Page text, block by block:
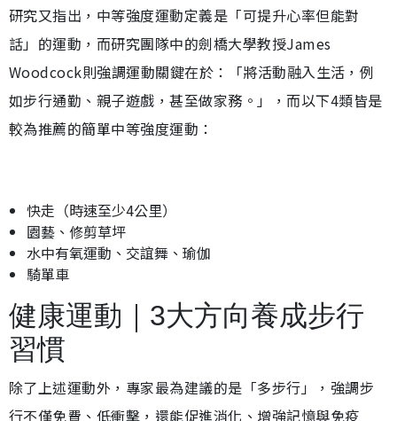
研究又指出，中等強度運動定義是「可提升心率但能對
話」的運動，而研究團隊中的劍橋大學教授James
Woodcock則強調運動關鍵在於：「將活動融入生活，例
如步行通勤、親子遊戲，甚至做家務。」，而以下4類皆是
較為推薦的簡單中等強度運動：
快走（時速至少4公里）
園藝、修剪草坪
水中有氧運動、交誼舞、瑜伽
騎單車
健康運動｜3大方向養成步行
習慣
除了上述運動外，專家最為建議的是「多步行」，強調步
行不僅免費、低衝擊，還能促進消化、增強記憶與免疫